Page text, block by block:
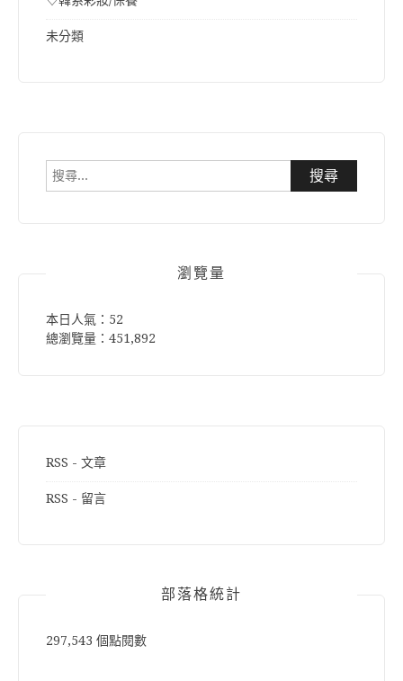
未分類
搜
瀏覽量
本日人氣：52
總瀏覽量：451,892
RSS - 文章
RSS - 留言
部落格統計
297,543 個點閱數